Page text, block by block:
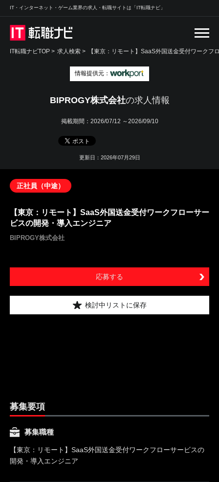
IT・インターネット・ゲーム業界の求人・転職サイトは「IT転職ナビ」
IT転職ナビTOP > 求人検索 > 【東京：リモート】SaaS外国送金受付ワーク
情報提供元：
BIPROGY株式会社の求人情報
掲載期間： 2026/07/12 ～2026/09/10
更新日：2026年07月29日
正社員（中途）
【東京：リモート】SaaS外国送金受付ワークフローサー
ビスの開発・導入エンジニア
BIPROGY株式会社
応募する
検討中リストに保存
募集要項
募集職種
【東京：リモート】SaaS外国送金受付ワークフローサービスの
開発・導入エンジニア